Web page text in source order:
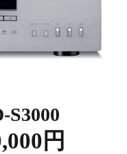
S3000
円